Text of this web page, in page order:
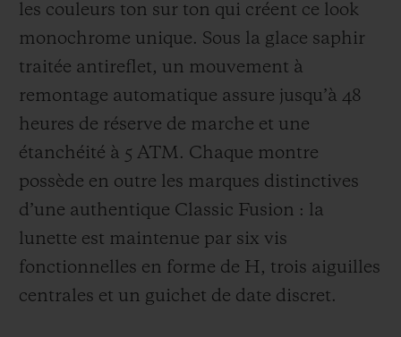
les couleurs ton sur ton qui créent ce look
monochrome unique. Sous la glace saphir
traitée antireflet, un mouvement à
remontage automatique assure jusqu’à 48
heures de réserve de marche et une
étanchéité à 5 ATM. Chaque montre
possède en outre les marques distinctives
d’une authentique Classic Fusion : la
lunette est maintenue par six vis
fonctionnelles en forme de H, trois aiguilles
centrales et un guichet de date discret.